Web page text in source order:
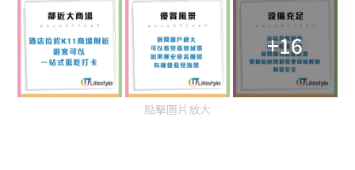
+16
點擊圖片放大